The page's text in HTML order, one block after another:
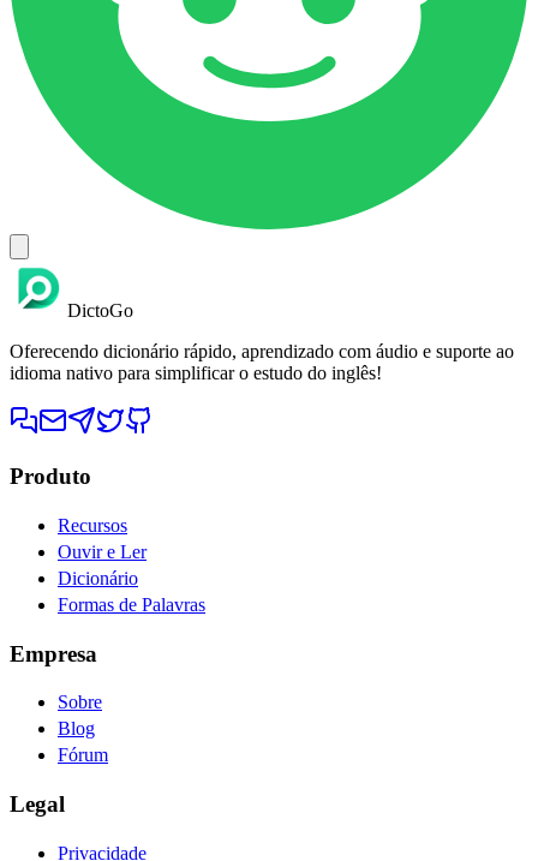
DictoGo
Oferecendo dicionário rápido, aprendizado com áudio e suporte ao
idioma nativo para simplificar o estudo do inglês!
Produto
Recursos
Ouvir e Ler
Dicionário
Formas de Palavras
Empresa
Sobre
Blog
Fórum
Legal
Privacidade